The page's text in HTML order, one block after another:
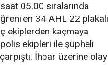
05.00 sıralarında
34 AHL 22 plakalı
ekiplerden kaçmaya
polis ekipleri ile şüpheli
İhbar üzerine olay